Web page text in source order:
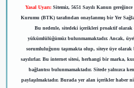
Yasal Uyarı: Sitemiz, 5651 Sayılı Kanun
Kurumu (BTK) tarafından onaylanmış bir Yer
Bu nedenle, sitedeki içerikleri proaktif olarak
yükümlülüğümüz bulunmamaktadır. Ancak,
sorumluluğunu taşımakta olup, siteye üye
sayılırlar. Bu internet sitesi, herhangi bir marka,
bağlantısı bulunmamaktadır. Sitede yalnızca
paylaşılmaktadır. Burada yer alan içerikler haber